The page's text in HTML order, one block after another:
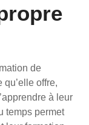
de
offre,
à leur
temps permet